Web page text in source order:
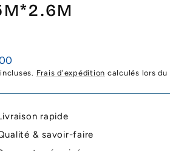
Frais d'expédition calculés lors du
rapide
& savoir-faire